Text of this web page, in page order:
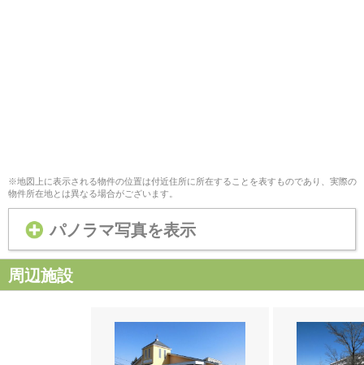
※地図上に表示される物件の位置は付近住所に所在することを表すものであり、実際の
物件所在地とは異なる場合がございます。
パノラマ写真を表示
周辺施設